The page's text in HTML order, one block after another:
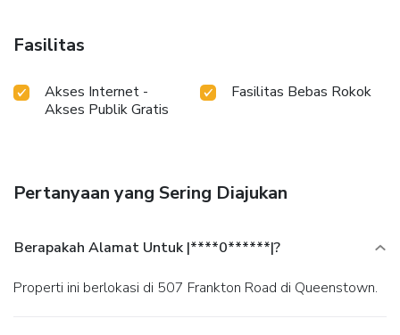
Fasilitas
Akses Internet -
Akses Publik Gratis
Fasilitas Bebas Rokok
Pertanyaan yang Sering Diajukan
Berapakah Alamat Untuk |****0******|?
Properti ini berlokasi di 507 Frankton Road di Queenstown.